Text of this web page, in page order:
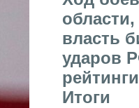
власть
ударов
Итоги